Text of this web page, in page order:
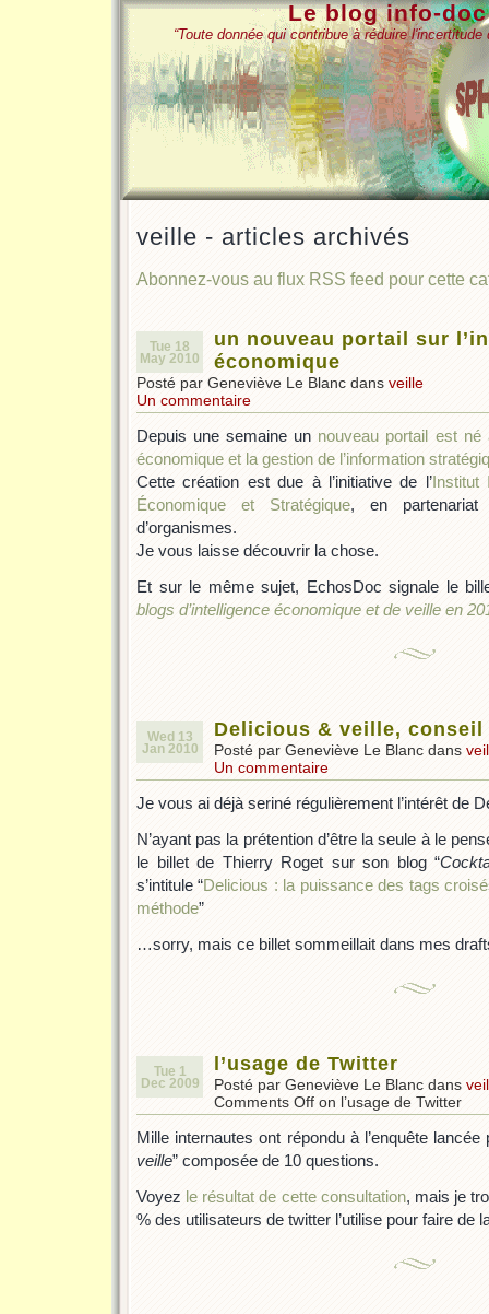
Le blog info-
“Toute donnée qui contribue à réduire
veille - articles archivés
Abonnez-vous au flux RSS feed pour cette
Tue 18
May 2010
un nouveau portail sur
économique
Posté par Geneviève Le Blanc dans veille
Un commentaire
Depuis une semaine un nouveau portail est né
économique et la gestion de l’information
Cette création est due à l’initiative de l’Institut
Économique et Stratégique, en partenariat
d’organismes.
Je vous laisse découvrir la chose.
Et sur le même sujet, EchosDoc signale le
blogs d’intelligence économique et de veille en
Wed 13
Jan 2010
Delicious & veille,
Posté par Geneviève Le Blanc dans
Un commentaire
Je vous ai déjà seriné régulièrement l’intérêt de
N’ayant pas la prétention d’être la seule à le
le billet de Thierry Roget sur son blog “
s’intitule “Delicious : la puissance des tags
méthode”
…sorry, mais ce billet sommeillait dans mes
Tue 1
Dec 2009
l’usage de Twitter
Posté par Geneviève Le Blanc dans
Comments Off on l’usage de Twitter
Mille internautes ont répondu à l’enquête
veille” composée de 10 questions.
Voyez le résultat de cette consultation, mais je
% des utilisateurs de twitter l’utilise pour faire de